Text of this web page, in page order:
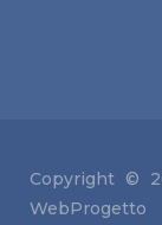
Copyright ©
WebProgetto